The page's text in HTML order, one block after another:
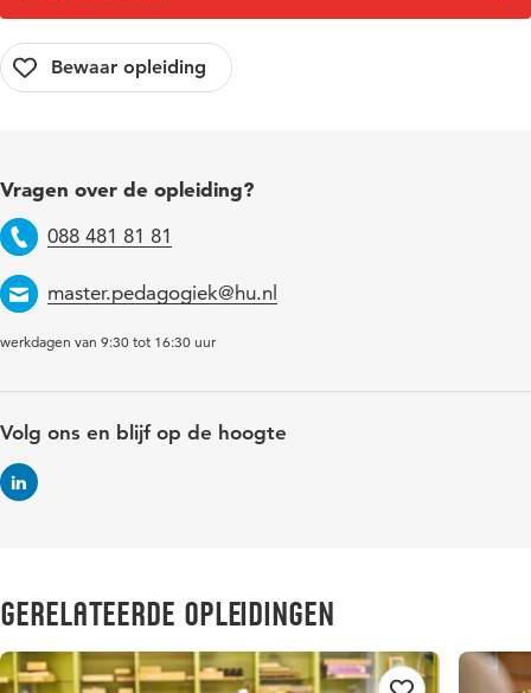
Vragen over de opleiding?
Telefoon
088 481 81 81
Email
master.pedagogiek@hu.nl
werkdagen van 9:30 tot 16:30 uur
Volg ons en blijf op de hoogte
Gerelateerde opleidingen